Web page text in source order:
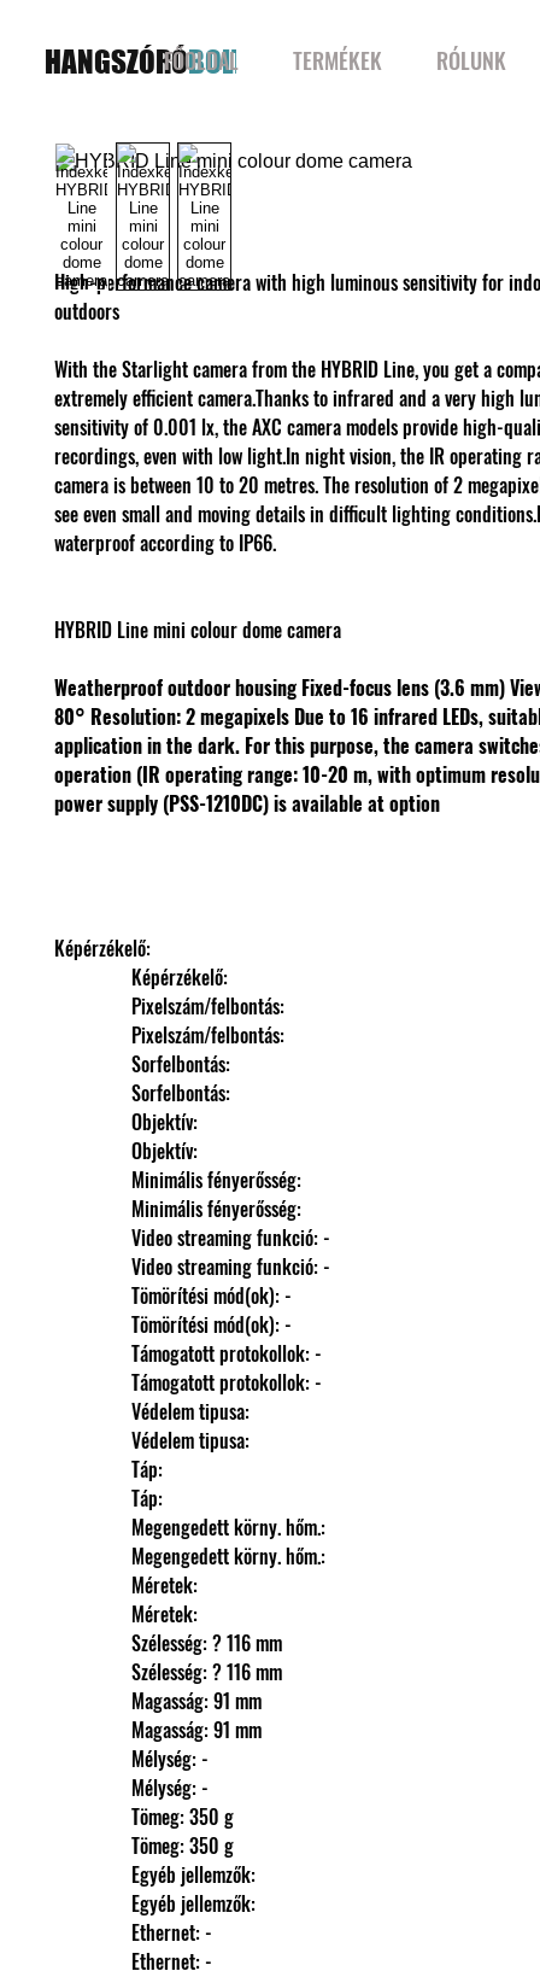
HANGSZÓRÓBOLT
FŐOLDAL TERMÉKEK RÓLUNK
High-performance camera with high luminous sensitivity for
outdoors
With the Starlight camera from the HYBRID Line, you get a
extremely efficient camera.Thanks to infrared and a very high
sensitivity of 0.001 lx, the AXC camera models provide high-
recordings, even with low light.In night vision, the IR operating
camera is between 10 to 20 metres. The resolution of 2
see even small and moving details in difficult lighting
waterproof according to IP66.
HYBRID Line mini colour dome camera
Weatherproof outdoor housing Fixed-focus lens (3.6 mm)
80° Resolution: 2 megapixels Due to 16 infrared LEDs,
application in the dark. For this purpose, the camera
operation (IR operating range: 10-20 m, with optimum
power supply (PSS-1210DC) is available at option
Képérzékelő:
                Képérzékelő:
                Pixelszám/felbontás:
                Pixelszám/felbontás:
                Sorfelbontás:
                Sorfelbontás:
                Objektív:
                Objektív:
                Minimális fényerősség:
                Minimális fényerősség:
                Video streaming funkció: -
                Video streaming funkció: -
                Tömörítési mód(ok): -
                Tömörítési mód(ok): -
                Támogatott protokollok: -
                Támogatott protokollok: -
                Védelem tipusa:
                Védelem tipusa:
                Táp:
                Táp:
                Megengedett körny. hőm.:
                Megengedett körny. hőm.:
                Méretek:
                Méretek:
                Szélesség: ? 116 mm
                Szélesség: ? 116 mm
                Magasság: 91 mm
                Magasság: 91 mm
                Mélység: -
                Mélység: -
                Tömeg: 350 g
                Tömeg: 350 g
                Egyéb jellemzők:
                Egyéb jellemzők:
                Ethernet: -
                Ethernet: -